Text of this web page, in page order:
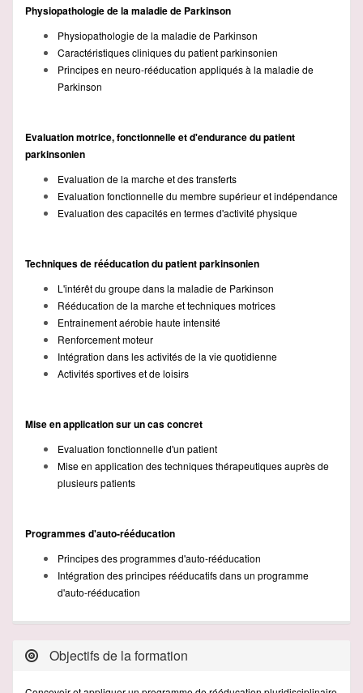
Physiopathologie de la maladie de Parkinson
Physiopathologie de la maladie de Parkinson
Caractéristiques cliniques du patient parkinsonien
Principes en neuro-rééducation appliqués à la maladie de
Parkinson
Evaluation motrice, fonctionnelle et d'endurance du patient
parkinsonien
Evaluation de la marche et des transferts
Evaluation fonctionnelle du membre supérieur et indépendance
Evaluation des capacités en termes d'activité physique
Techniques de rééducation du patient parkinsonien
L'intérêt du groupe dans la maladie de Parkinson
Rééducation de la marche et techniques motrices
Entrainement aérobie haute intensité
Renforcement moteur
Intégration dans les activités de la vie quotidienne
Activités sportives et de loisirs
Mise en application sur un cas concret
Evaluation fonctionnelle d'un patient
Mise en application des techniques thérapeutiques auprès de
plusieurs patients
Programmes d'auto-rééducation
Principes des programmes d'auto-rééducation
Intégration des principes rééducatifs dans un programme
d'auto-rééducation
Objectifs de la formation